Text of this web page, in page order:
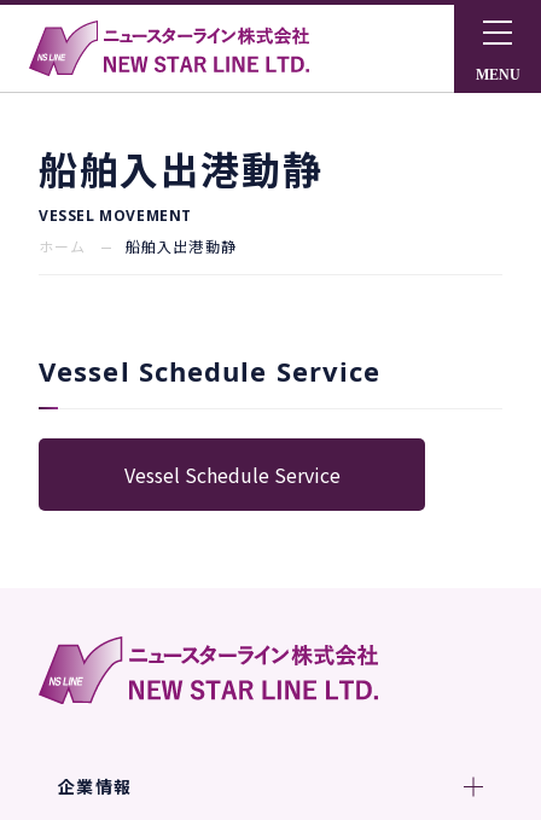
船舶入出港動静
VESSEL MOVEMENT
ホーム
船舶入出港動静
Vessel Schedule Service
Vessel Schedule Service
企業情報